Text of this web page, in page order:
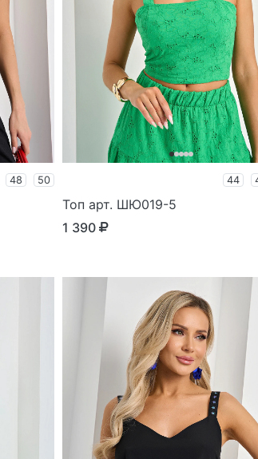
48 50 44
Топ арт. ШЮ019-5
1 390